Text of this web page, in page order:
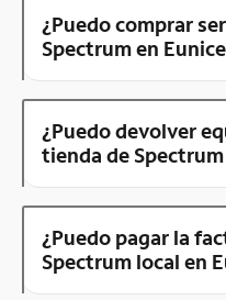
¿Puedo comprar
Spectrum en
¿Puedo devolver
tienda de
¿Puedo pagar la
Spectrum local en